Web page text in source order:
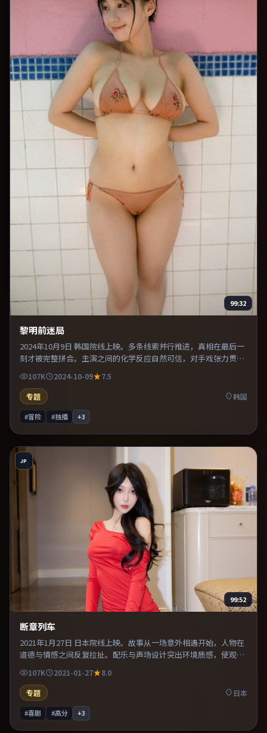
99:32
黎明前迷局
2024年10月9日 韩国院线上映。多条线索并行推进，真相在最后一
刻才被完整拼合。主演之间的化学反应自然可信，对手戏张力贯穿
107K 2024-10-09
7.5
专题
韩国
#冒险 #独播 +3
JP
99:52
断章列车
2021年1月27日 日本院线上映。故事从一场意外相遇开始，人物在
道德与情感之间反复拉扯。配乐与声场设计突出环境质感，使观众
更易沉浸其中。整体完成度较高，适合周末一口气看完。
107K 2021-01-27
8.0
专题
日本
#喜剧 #高分 +3